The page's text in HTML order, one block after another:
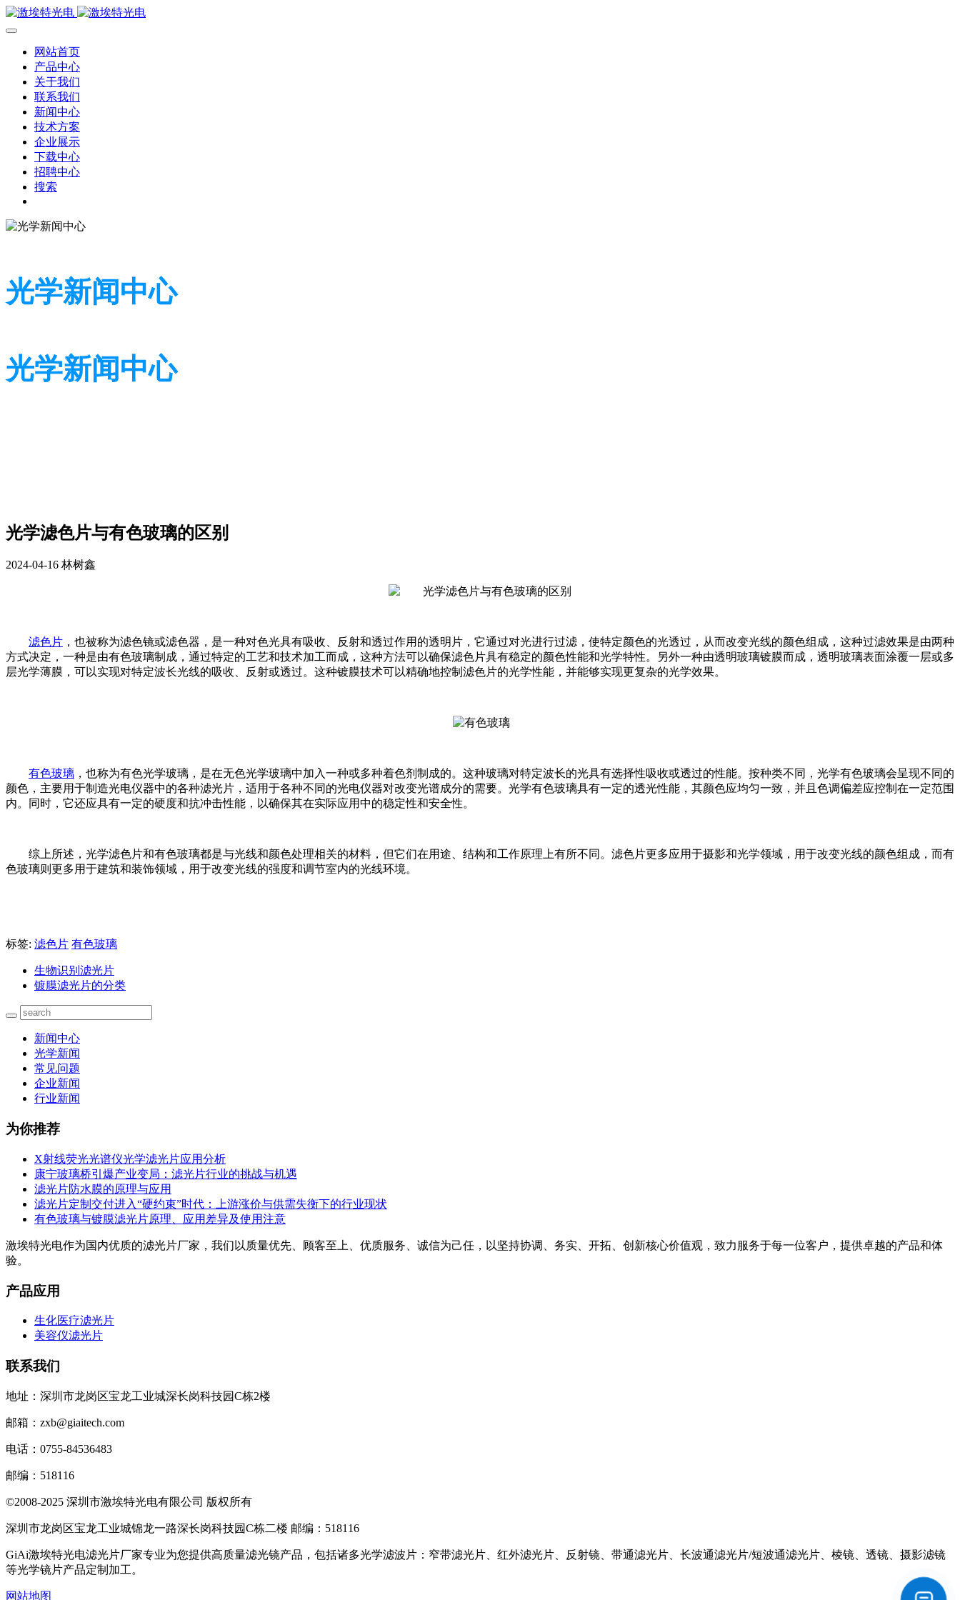
网站首页
产品中心
关于我们
联系我们
新闻中心
技术方案
企业展示
下载中心
招聘中心
搜索
光学新闻中心
光学新闻中心
光学滤色片与有色玻璃的区别
2024-04-16 林树鑫
滤色片 ，也被称为滤色镜或滤色器，是一种对色光具有吸收、反射和透过作用的透明片 ， 它通过对光进行过滤，使特定颜色的光透过，从而改变光线的颜色组成，这种过滤效果是由两种
方式决定，一种是由有色玻璃制成， 通过特定的工艺和技术加工而成，这种方法可以确保滤色片具有稳定的颜色性能和光学特性。 另外一种由透明玻璃镀膜而成， 透明玻璃表面涂覆一层或多
层光学薄膜，可以实现对特定波长光线的吸收、反射或透过。这种镀膜技术可以精确地控制滤色片的光学性能，并能够实现更复杂的光学效果。
有色玻璃 ，也称为有色光学玻璃，是在无色光学玻璃中加入一种或多种着色剂制成的。这种玻璃对特定波长的光具有选择性吸收或透过的性能。按种类不同，光学有色玻璃会呈现不同的
颜色，主要用于制造光电仪器中的各种滤光片，适用于各种不同的光电仪器对改变光谱成分的需要。光学有色玻璃具有一定的透光性能，其颜色应均匀一致，并且色调偏差应控制在一定范围
内。同时，它还应具有一定的硬度和抗冲击性能，以确保其在实际应用中的稳定性和安全性。
综上所述，光学滤色片和有色玻璃都是与光线和颜色处理相关的材料，但它们在用途、结构和工作原理上有所不同。滤色片更多应用于摄影和光学领域，用于改变光线的颜色组成，而有
色玻璃则更多用于建筑和装饰领域，用于改变光线的强度和调节室内的光线环境。
标签: 滤色片 有色玻璃
生物识别滤光片
镀膜滤光片的分类
新闻中心
光学新闻
常见问题
企业新闻
行业新闻
为你推荐
X射线荧光光谱仪光学滤光片应用分析
康宁玻璃桥引爆产业变局：滤光片行业的挑战与机遇
滤光片防水膜的原理与应用
滤光片定制交付进入“硬约束”时代：上游涨价与供需失衡下的行业现状
有色玻璃与镀膜滤光片原理、应用差异及使用注意
激埃特光电作为国内优质的滤光片厂家，我们以质量优先、顾客至上、优质服务、诚信为己任，以坚持协调、务实、开拓、创新核心价值观，致力服务于每一位客户，提供卓越的产品和体
验。
产品应用
生化医疗滤光片
美容仪滤光片
联系我们
地址：深圳市龙岗区宝龙工业城深长岗科技园C栋2楼
邮箱：zxb@giaitech.com
电话：0755-84536483
邮编：518116
©2008-2025 深圳市激埃特光电有限公司 版权所有
深圳市龙岗区宝龙工业城锦龙一路深长岗科技园C栋二楼 邮编：518116
GiAi激埃特光电滤光片厂家专业为您提供高质量滤光镜产品，包括诸多光学滤波片：窄带滤光片、红外滤光片、反射镜、带通滤光片、长波通滤光片/短波通滤光片、棱镜、透镜、摄影滤镜
等光学镜片产品定制加工。
网站地图